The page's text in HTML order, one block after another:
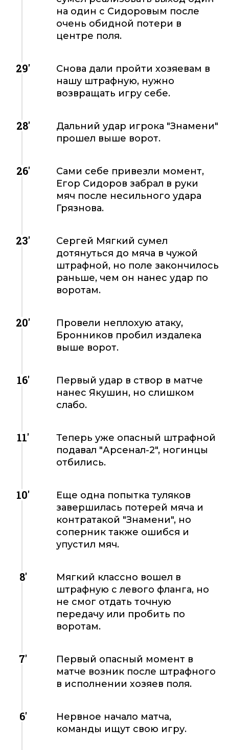
на один с Сидоровым после
очень обидной потери в
центре поля.
29'
Снова дали пройти хозяевам в
нашу штрафную, нужно
возвращать игру себе.
28'
Дальний удар игрока "Знамени"
прошел выше ворот.
26'
Сами себе привезли момент,
Егор Сидоров забрал в руки
мяч после несильного удара
Грязнова.
23'
Сергей Мягкий сумел
дотянуться до мяча в чужой
штрафной, но поле закончилось
раньше, чем он нанес удар по
воротам.
20'
Провели неплохую атаку,
Бронников пробил издалека
выше ворот.
16'
Первый удар в створ в матче
нанес Якушин, но слишком
слабо.
11'
Теперь уже опасный штрафной
подавал "Арсенал-2", ногинцы
отбились.
10'
Еще одна попытка туляков
завершилась потерей мяча и
контратакой "Знамени", но
соперник также ошибся и
упустил мяч.
8'
Мягкий классно вошел в
штрафную с левого фланга, но
не смог отдать точную
передачу или пробить по
воротам.
7'
Первый опасный момент в
матче возник после штрафного
в исполнении хозяев поля.
6'
Нервное начало матча,
команды ищут свою игру.